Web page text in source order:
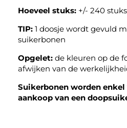
Hoeveel stuks: +/- 240 stuks
TIP: 1 doosje wordt gevuld
suikerbonen
Opgelet: de kleuren op de
afwijken van de
Suikerbonen worden
aankoop van een